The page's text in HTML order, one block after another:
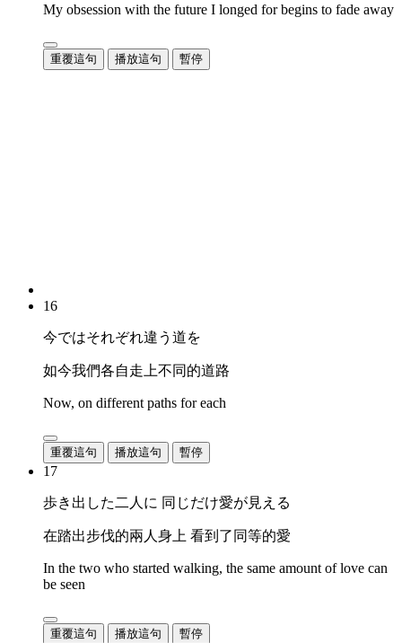
My obsession with the future I longed for begins to fade away
重覆這句 播放這句 暫停
16
今ではそれぞれ違う道を
如今我們各自走上不同的道路
Now, on different paths for each
重覆這句 播放這句 暫停
17
歩き出した二人に 同じだけ愛が見える
在踏出步伐的兩人身上 看到了同等的愛
In the two who started walking, the same amount of love can
be seen
重覆這句 播放這句 暫停